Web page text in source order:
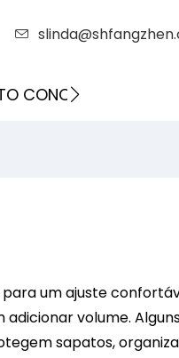
CONOSCO
um ajuste
volume.
sapatos,